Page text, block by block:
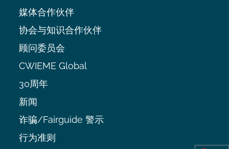
媒体合作伙伴
协会与知识合作伙伴
顾问委员会
CWIEME Global
30周年
新闻
诈骗/Fairguide 警示
行为准则